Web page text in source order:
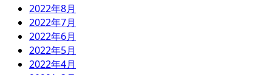
2022年8月
2022年7月
2022年6月
2022年5月
2022年4月